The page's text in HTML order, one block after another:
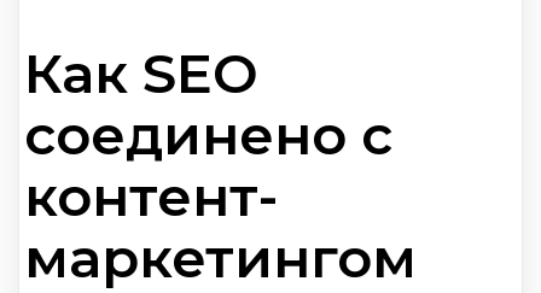
Как SEO
соединено с
контент-
маркетингом